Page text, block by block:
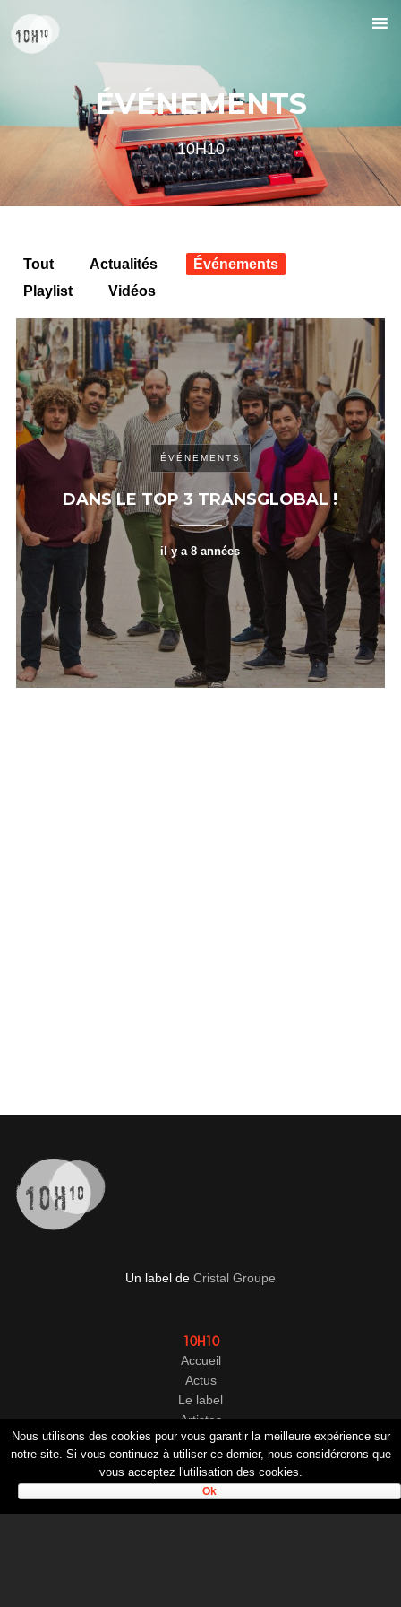
ÉVÉNEMENTS
10H10
Tout Actualités
Événements
Playlist
Vidéos
ÉVÉNEMENTS
DANS LE TOP 3 TRANSGLOBAL !
il y a 8 années
Un label de Cristal Groupe
10H10
Accueil
Actus
Le label
Artistes
Albums
Boutique
Contact
Nous utilisons des cookies pour vous garantir la meilleure expérience sur
notre site. Si vous continuez à utiliser ce dernier, nous considérerons que
vous acceptez l'utilisation des cookies.
Ok